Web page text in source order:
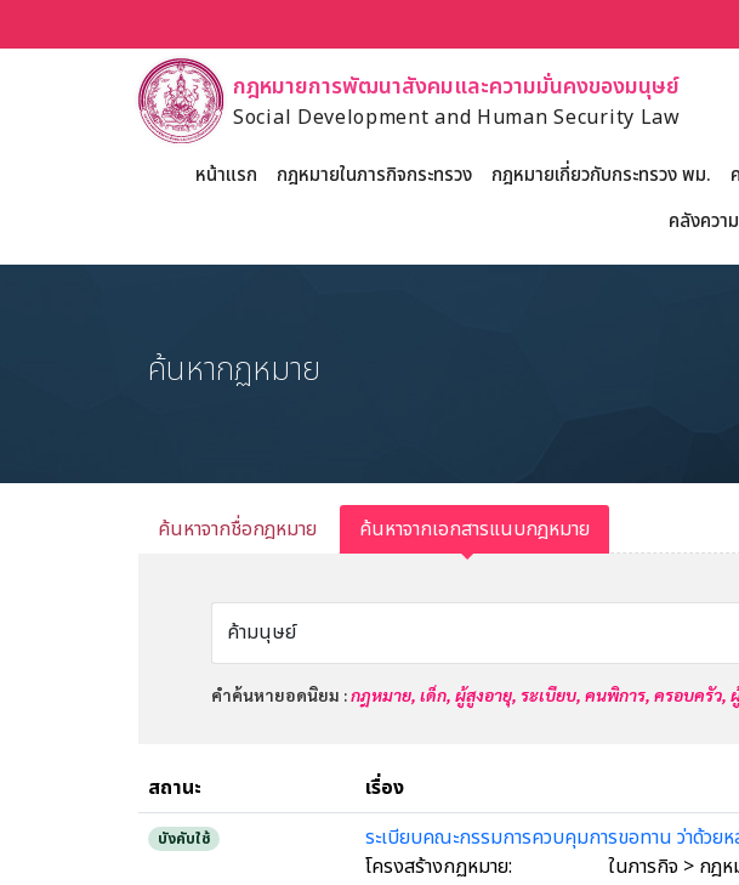
กฎหมายการพัฒนาสังคมและความมั่นคงของมนุษย์
Social Development and Human Security Law
หน้าแรก กฎหมายในภารกิจกระทรวง กฎหมายเกี่ยวกับกระทรวง พม.
คลังควา
ค้นหากฏหมาย
ค้นหาจากชื่อกฎหมาย ค้นหาจากเอกสารแนบกฎหมาย
คำค้นหายอดนิยม :กฎหมาย, เด็ก, ผู้สูงอายุ, ระเบียบ, คนพิการ, ครอบครัว,
สถานะ เรื่อง
บังคับใช้
ระเบียบคณะกรรมการควบคุมการขอทาน ว่าด้ว
โครงสร้างกฏหมาย:
ในภารกิจ > กฎ